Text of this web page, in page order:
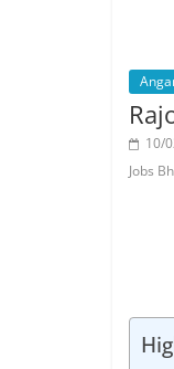
10/
Jobs